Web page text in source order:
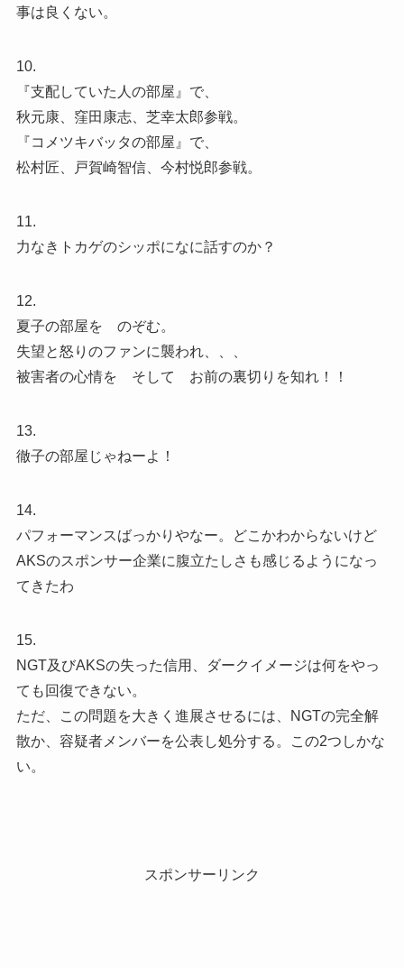
事は良くない。
10.
『支配していた人の部屋』で、
秋元康、窪田康志、芝幸太郎参戦。
『コメツキバッタの部屋』で、
松村匠、戸賀崎智信、今村悦郎参戦。
11.
力なきトカゲのシッポになに話すのか？
12.
夏子の部屋を のぞむ。
失望と怒りのファンに襲われ、、、
被害者の心情を そして お前の裏切りを知れ！！
13.
徹子の部屋じゃねーよ！
14.
パフォーマンスばっかりやなー。どこかわからないけど
AKSのスポンサー企業に腹立たしさも感じるようになっ
てきたわ
15.
NGT及びAKSの失った信用、ダークイメージは何をやっ
ても回復できない。
ただ、この問題を大きく進展させるには、NGTの完全解
散か、容疑者メンバーを公表し処分する。この2つしかな
い。
スポンサーリンク